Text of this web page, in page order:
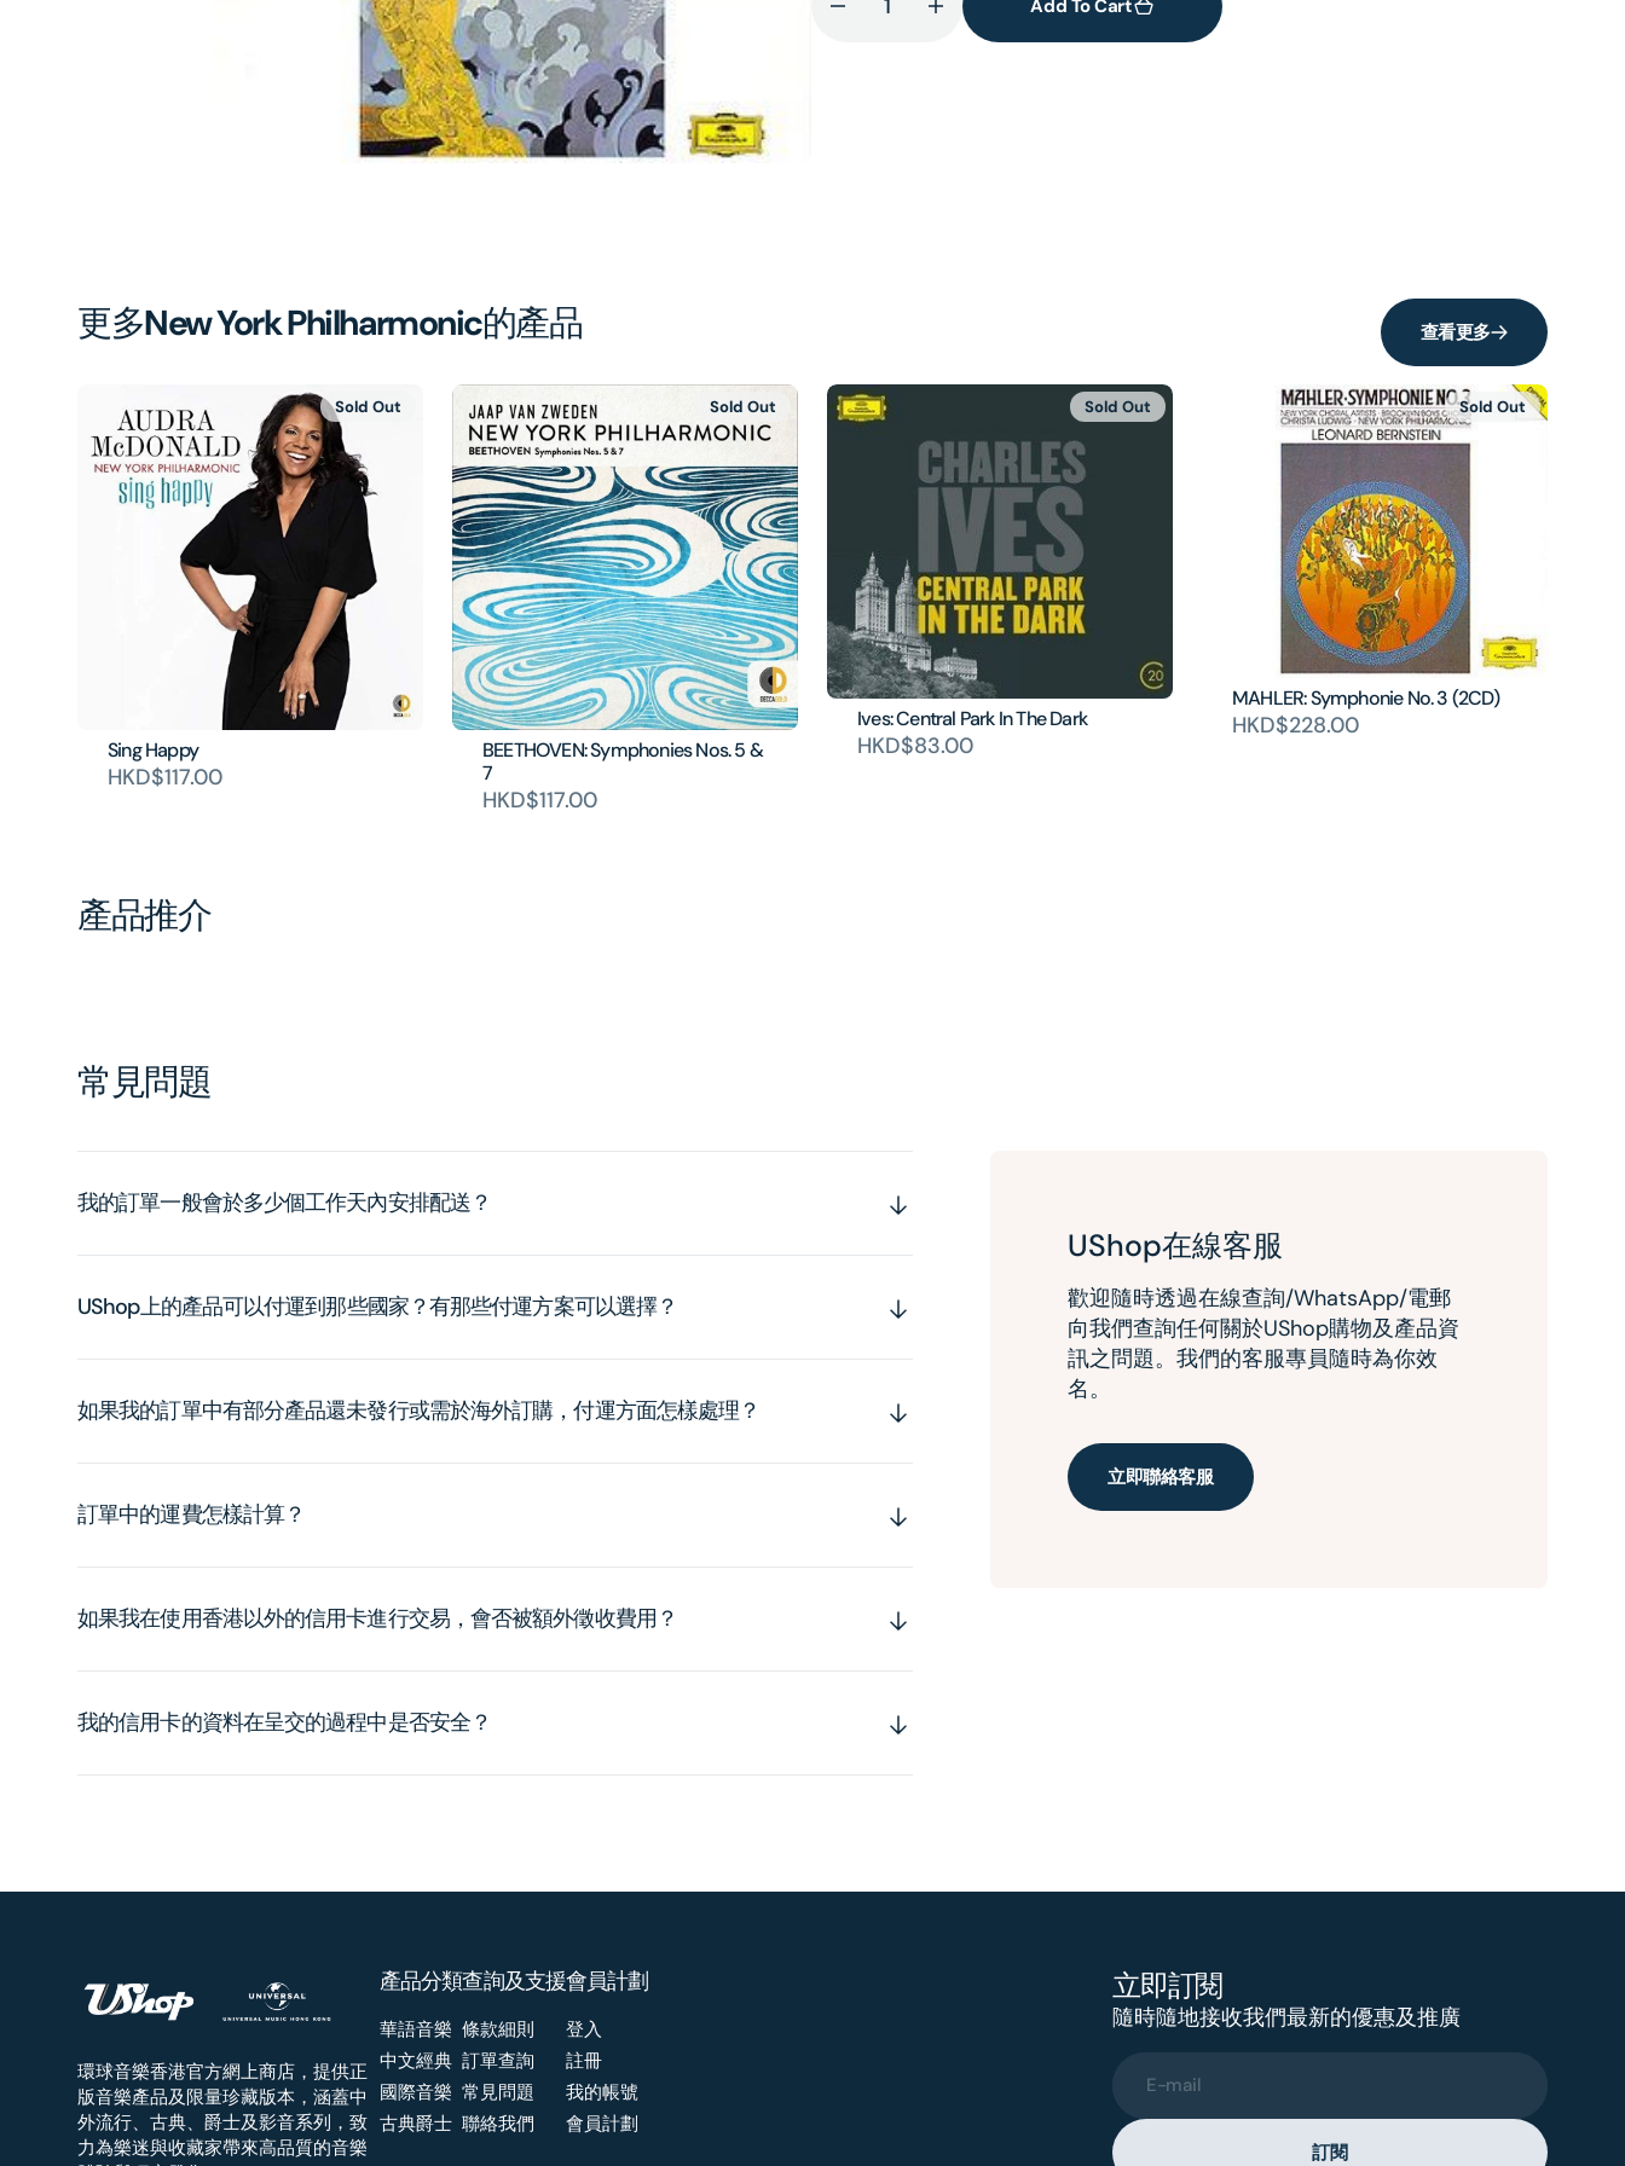
Decrease
Increase
quantity
Add To Cart
in
gallery
view
更多New York Philharmonic的產品 查看更多
Sing Happy
HKD$117.00
Sold Out
BEETHOVEN: Symphonies Nos. 5 &
7
HKD$117.00
Sold Out
Ives: Central Park In The Dark
HKD$83.00
Sold Out
MAHLER: Symphonie No. 3 (2CD)
HKD$228.00
Sold Out
產品推介
常見問題
我的訂單一般會於多少個工作天內安排配送？
UShop上的產品可以付運到那些國家？有那些付運方案可以選擇？
如果我的訂單中有部分產品還未發行或需於海外訂購，付運方面怎樣處理？
訂單中的運費怎樣計算？
如果我在使用香港以外的信用卡進行交易，會否被額外徵收費用？
我的信用卡的資料在呈交的過程中是否安全？
UShop在線客服
歡迎隨時透過在線查詢/WhatsApp/電郵
向我們查詢任何關於UShop購物及產品資
訊之問題。我們的客服專員隨時為你效
名。
立即聯絡客服
環球音樂香港官方網上商店，提供正
版音樂產品及限量珍藏版本，涵蓋中
外流行、古典、爵士及影音系列，致
力為樂迷與收藏家帶來高品質的音樂
產品分類
華語音樂
中文經典
國際音樂
古典爵士
查詢及支援
條款細則
訂單查詢
常見問題
聯絡我們
會員計劃
登入
註冊
我的帳號
會員計劃
立即訂閱
隨時隨地接收我們最新的優惠及推廣
E-mail
訂閱